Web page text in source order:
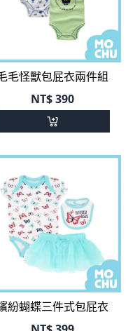
毛毛怪獸包屁衣兩件組
NT$390
繽紛蝴蝶三件式包屁衣
NT$399